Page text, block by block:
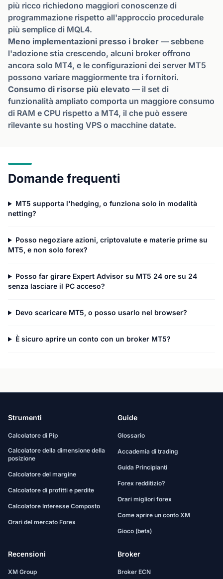
più ricco richiedono maggiori conoscenze di
programmazione rispetto all'approccio procedurale
più semplice di MQL4.
Meno implementazioni presso i broker — sebbene
l'adozione stia crescendo, alcuni broker offrono
ancora solo MT4, e le configurazioni dei server MT5
possono variare maggiormente tra i fornitori.
Consumo di risorse più elevato — il set di
funzionalità ampliato comporta un maggiore consumo
di RAM e CPU rispetto a MT4, il che può essere
rilevante su hosting VPS o macchine datate.
Domande frequenti
MT5 supporta l'hedging, o funziona solo in modalità
netting?
Posso negoziare azioni, criptovalute e materie prime su
MT5, e non solo forex?
Posso far girare Expert Advisor su MT5 24 ore su 24
senza lasciare il PC acceso?
Devo scaricare MT5, o posso usarlo nel browser?
È sicuro aprire un conto con un broker MT5?
Strumenti
Calcolatore di Pip
Calcolatore della dimensione della
posizione
Calcolatore del margine
Calcolatore di profitti e perdite
Calcolatore Interesse Composto
Orari del mercato Forex
Guide
Glossario
Accademia di trading
Guida Principianti
Forex redditizio?
Orari migliori forex
Come aprire un conto XM
Gioco (beta)
Recensioni
XM Group
Broker
Broker ECN